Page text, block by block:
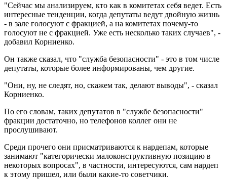
"Сейчас мы анализируем, кто как в комитетах себя ведет. Есть
интересные тенденции, когда депутаты ведут двойную жизнь
- в зале голосуют с фракцией, а на комитетах почему-то
голосуют не с фракцией. Уже есть несколько таких случаев", -
добавил Корниенко.
Он также сказал, что "служба безопасности" - это в том числе
депутаты, которые более информированы, чем другие.
"Они, ну, не следят, но, скажем так, делают выводы", - сказал
Корниенко.
По его словам, таких депутатов в "службе безопасности"
фракции достаточно, но телефонов коллег они не
прослушивают.
Среди прочего они присматриваются к нардепам, которые
занимают "категорически малоконструктивную позицию в
некоторых вопросах", в частности, интересуются, сам нардеп
к этому пришел, или были какие-то советчики.